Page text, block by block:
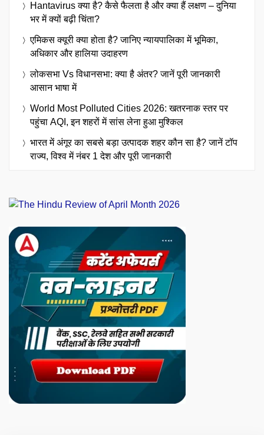
Hantavirus क्या है? कैसे फैलता है और क्या हैं लक्षण – दुनिया
भर में क्यों बढ़ी चिंता?
एमिकस क्यूरी क्या होता है? जानिए न्यायपालिका में भूमिका,
अधिकार और हालिया उदाहरण
लोकसभा Vs विधानसभा: क्या है अंतर? जानें पूरी जानकारी
आसान भाषा में
World Most Polluted Cities 2026: खतरनाक स्तर पर
पहुंचा AQI, इन शहरों में सांस लेना हुआ मुश्किल
भारत में अंगूर का सबसे बड़ा उत्पादक शहर कौन सा है? जानें टॉप
राज्य, विश्व में नंबर 1 देश और पूरी जानकारी